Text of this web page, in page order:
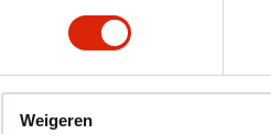
Weigeren In diverse